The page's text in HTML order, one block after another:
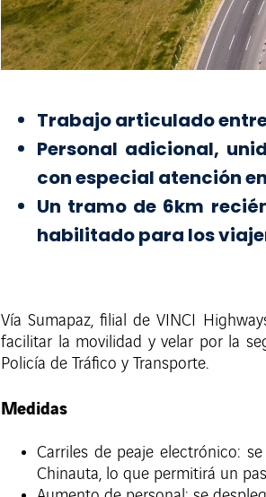
Trabajo articulado
Personal adicional,
con especial atención
Un tramo de 6km
habilitado para los
Vía Sumapaz, filial de VINCI
facilitar la movilidad y velar por la
Policía de Tráfico y Transporte.
Medidas
Carriles de peaje electrónico:
Chinauta, lo que permitirá un